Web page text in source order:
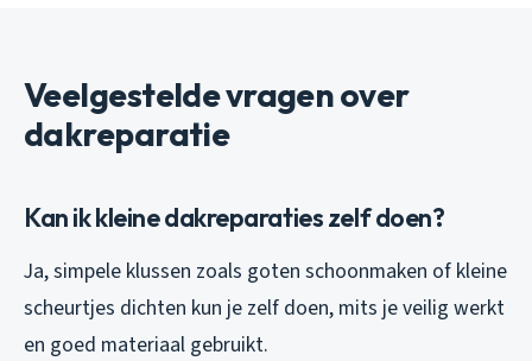
Veelgestelde vragen over
dakreparatie
Kan ik kleine dakreparaties zelf doen?
Ja, simpele klussen zoals goten schoonmaken of kleine
scheurtjes dichten kun je zelf doen, mits je veilig werkt
en goed materiaal gebruikt.